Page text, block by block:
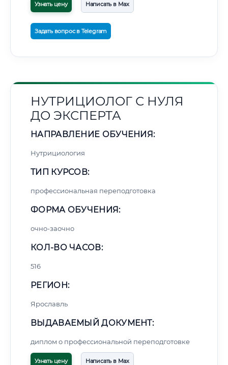
Узнать цену Написать в Max
Задать вопрос в Telegram
НУТРИЦИОЛОГ С НУЛЯ
ДО ЭКСПЕРТА
НАПРАВЛЕНИЕ ОБУЧЕНИЯ:
Нутрициология
ТИП КУРСОВ:
профессиональная переподготовка
ФОРМА ОБУЧЕНИЯ:
очно-заочно
КОЛ-ВО ЧАСОВ:
516
РЕГИОН:
Ярославль
ВЫДАВАЕМЫЙ ДОКУМЕНТ:
диплом о профессиональной переподготовке
Узнать цену Написать в Max